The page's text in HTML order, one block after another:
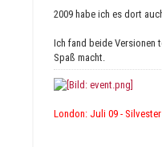
2009 habe ich es dort
Ich fand beide Versionen
Spaß macht.
London: Juli 09 - Silvester